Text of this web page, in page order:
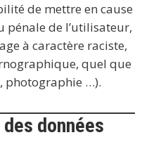
de mettre en cause
pénale de l’utilisateur,
à caractère raciste,
quel que
photographie …).
données